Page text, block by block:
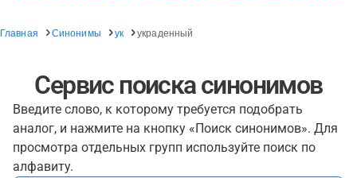
Главная Синонимы ук украденный
Сервис поиска синонимов
Введите слово, к которому требуется подобрать
аналог, и нажмите на кнопку «Поиск синонимов». Для
просмотра отдельных групп используйте поиск по
алфавиту.